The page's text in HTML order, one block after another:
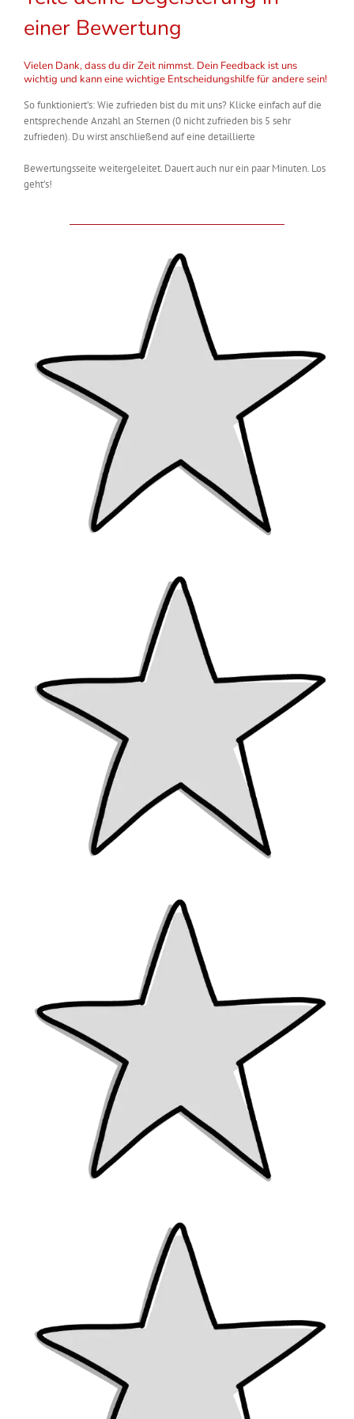
einer Bewertung
Vielen Dank, dass du dir Zeit nimmst. Dein Feedback ist uns
wichtig und kann eine wichtige Entscheidungshilfe für andere sein!
So funktioniert’s: Wie zufrieden bist du mit uns? Klicke einfach auf die
entsprechende Anzahl an Sternen (0 nicht zufrieden bis 5 sehr
zufrieden). Du wirst anschließend auf eine detaillierte
Bewertungsseite weitergeleitet. Dauert auch nur ein paar Minuten. Los
geht’s!